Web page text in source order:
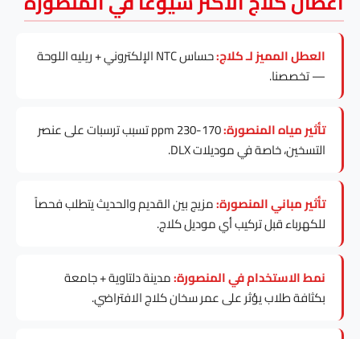
العطل المميز لـ كلاج:
حساس NTC الإلكتروني + ريليه اللوحة
— تخصصنا.
تأثير مياه المنصورة:
170-230 ppm تسبب ترسبات على عنصر
التسخين، خاصة في موديلات DLX.
تأثير مباني المنصورة:مزيج بين القديم والحديث يتطلب فحصاً
للكهرباء قبل تركيب أي موديل كلاج.
نمط الاستخدام في المنصورة:مدينة دلتاوية + جامعة
بكثافة طلاب يؤثر على عمر سخان كلاج الافتراضي.